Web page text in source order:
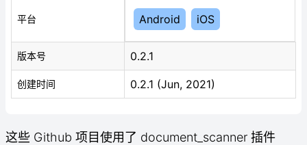
平台 Android iOS
版本号 0.2.1
创建时间 0.2.1 (Jun, 2021)
这些 Github 项目使用了 document_scanner 插件